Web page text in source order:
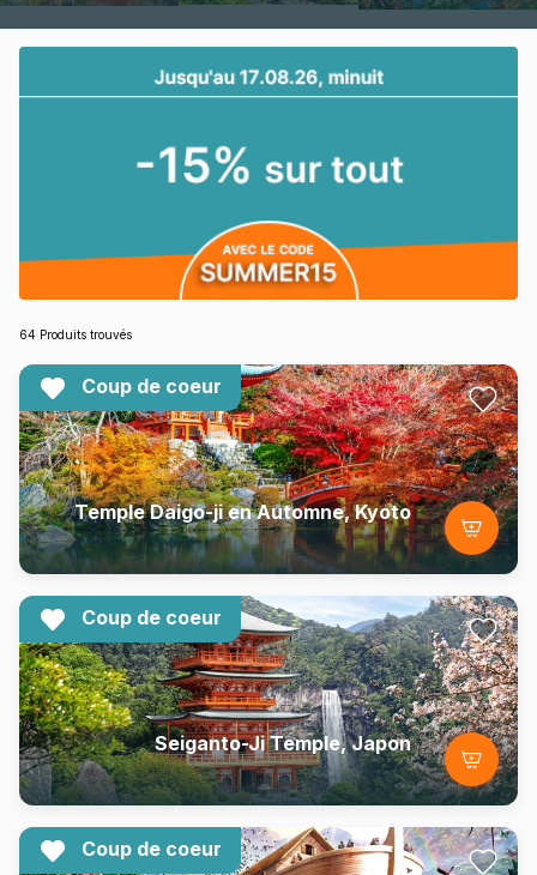
64 Produits trouvés
Coup de coeur
Temple Daigo-ji en Automne, Kyoto
Coup de coeur
Seiganto-Ji Temple, Japon
Coup de coeur